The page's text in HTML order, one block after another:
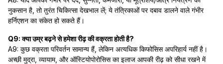
नुकसान है, तो तुरंत चिकित्सा देखभाल लें; ये तंत्रिकाओं पर दबाव डालने वाले गंभीर
हर्निएशन का संकेत हो सकते हैं।
Q9: क्या उम्र बढ़ने से हमेशा रीढ़ की वक्रता होती है?
A9: कुछ वक्रता परिवर्तन सामान्य हैं, लेकिन अत्यधिक किफोसिस अपरिहार्य नहीं है।
अच्छी मुद्रा, व्यायाम, और ऑस्टियोपोरोसिस का इलाज आपकी रीढ़ को सीधा रखने में